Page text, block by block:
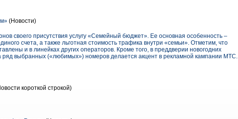
(Новости)
своего присутствия услугу «Семейный бюджет». Ее основная особенность –
счета, а также льготная стоимость трафика внутри «семьи». Отметим, что
и в линейках других операторов. Кроме того, в преддверии новогодних
ряд выбранных («любимых») номеров делается акцент в рекламной кампании МТС.
короткой строкой)